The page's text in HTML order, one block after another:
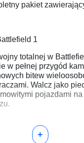
pakiet
1
totalnej w
w pełnej przygód
bitew
Walcz jako
pojazdami
do Battlefield 1
+